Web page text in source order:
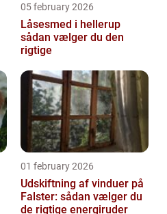
05 february 2026
Låsesmed i hellerup
sådan vælger du den
rigtige
01 february 2026
Udskiftning af vinduer på
Falster: sådan vælger du
de rigtige energiruder